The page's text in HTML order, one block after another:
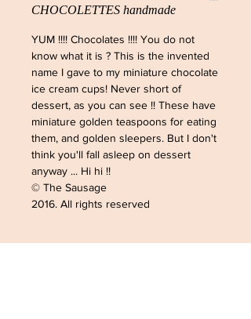
CHOCOLETTES handmade
YUM !!!! Chocolates !!!! You do not
know what it is ? This is the invented
name I gave to my miniature chocolate
ice cream cups! Never short of
dessert, as you can see !! These have
miniature golden teaspoons for eating
them, and golden sleepers. But I don't
think you'll fall asleep on dessert
anyway ... Hi hi !!
© The Sausage
2016. All rights reserved